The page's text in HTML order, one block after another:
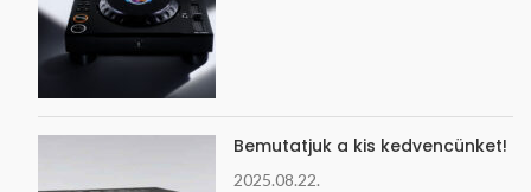
Bemutatjuk a kis kedvencünket!
2025.08.22.